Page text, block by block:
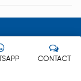
Tous Les Droits
CONTACT